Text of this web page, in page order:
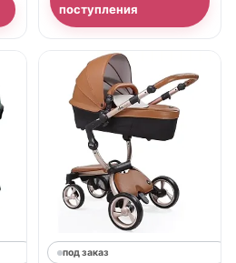
поступления
под заказ